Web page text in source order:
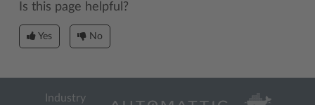
Is this page helpful?
Yes No
Industry